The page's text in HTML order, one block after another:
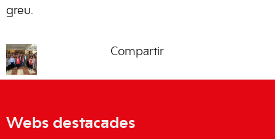
greu.
Compartir
Webs destacades